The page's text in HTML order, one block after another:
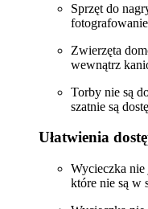
Sprzęt do
Zwierzęta
wewnątrz
Torby nie są
szatnie są
Ułatwienia
Wycieczka nie
które nie są w